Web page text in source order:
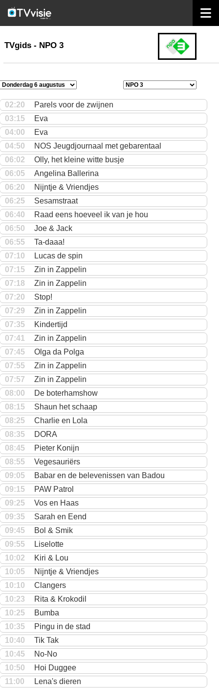
TVgids
TVgids - NPO 3
02:20
Parels voor de zwijnen
03:15
Eva
04:00
Eva
04:50
NOS Jeugdjournaal met gebarentaal
06:02
Olly, het kleine witte busje
06:05
Angelina Ballerina
06:20
Nijntje & Vriendjes
06:25
Sesamstraat
06:40
Raad eens hoeveel ik van je hou
06:50
Joe & Jack
06:55
Ta-daaa!
07:10
Lucas de spin
07:15
Zin in Zappelin
07:18
Zin in Zappelin
07:20
Stop!
07:29
Zin in Zappelin
07:35
Kindertijd
07:41
Zin in Zappelin
07:45
Olga da Polga
07:55
Zin in Zappelin
07:57
Zin in Zappelin
08:00
De boterhamshow
08:15
Shaun het schaap
08:25
Charlie en Lola
08:35
DORA
08:45
Pieter Konijn
08:55
Vegesauriërs
09:05
Babar en de belevenissen van Badou
09:15
PAW Patrol
09:25
Vos en Haas
09:35
Sarah en Eend
09:45
Bol & Smik
09:55
Liselotte
10:02
Kiri & Lou
10:05
Nijntje & Vriendjes
10:10
Clangers
10:23
Rita & Krokodil
10:25
Bumba
10:35
Pingu in de stad
10:40
Tik Tak
10:45
No-No
10:50
Hoi Duggee
11:00
Lena's dieren